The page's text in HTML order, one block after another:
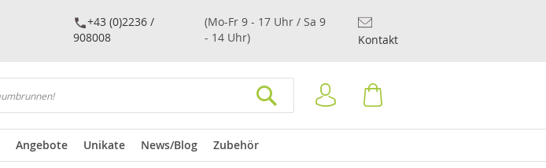
+43 (0)2236 /
908008
(Mo-Fr 9 - 17 Uhr / Sa 9
- 14 Uhr)
Kontakt
Anmelden
Angebote Unikate News/Blog Zubehör